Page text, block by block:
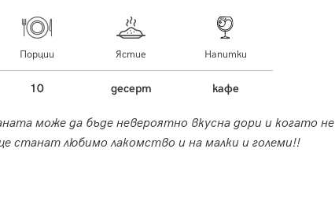
Порции
10
Ястие
десерт
Напитки
кафе
може да бъде невероятно вкусна дори и когато не
станат любимо лакомство и на малки и големи!!